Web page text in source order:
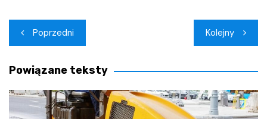
Nawigacja
wpisu
Poprzedni Kolejny
Powiązane teksty